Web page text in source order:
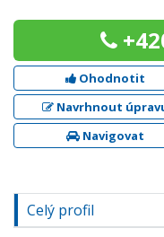
Ohodnotit
Navrhnout
Navigovat
Celý profil